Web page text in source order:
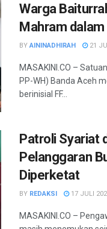
Warga
Mahram
BY AININADHIRAH 21
MASAKINI.CO –
PP-WH) Banda Aceh
berinisial FF...
Patroli Syariat
Pelanggaran
Diperketat
BY REDAKSI 17 JULI
MASAKINI.CO –